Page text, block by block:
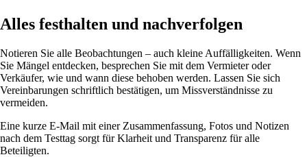
Alles festhalten und nachverfolgen
Notieren Sie alle Beobachtungen – auch kleine Auffälligkeiten. Wenn
Sie Mängel entdecken, besprechen Sie mit dem Vermieter oder
Verkäufer, wie und wann diese behoben werden. Lassen Sie sich
Vereinbarungen schriftlich bestätigen, um Missverständnisse zu
vermeiden.
Eine kurze E-Mail mit einer Zusammenfassung, Fotos und Notizen
nach dem Testtag sorgt für Klarheit und Transparenz für alle
Beteiligten.